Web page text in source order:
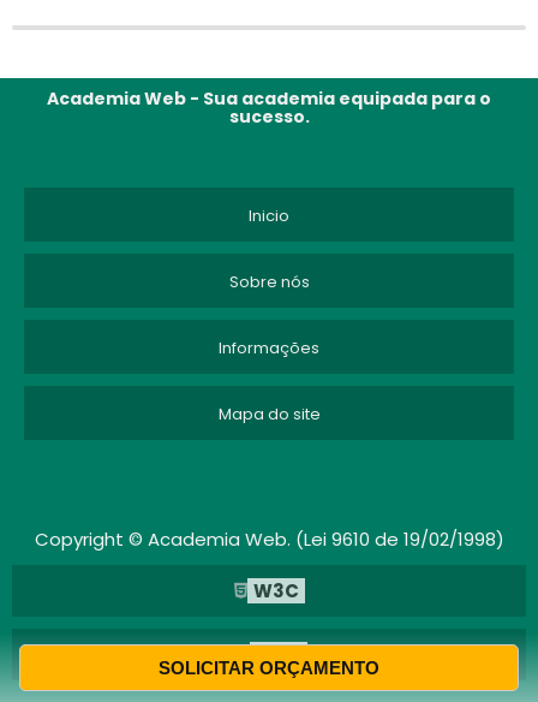
SOLICITAR ORÇAMENTO
Academia Web - Sua academia equipada para o
sucesso.
Inicio
Sobre nós
Informações
Mapa do site
Copyright © Academia Web. (Lei 9610 de 19/02/1998)
W3C
W3C